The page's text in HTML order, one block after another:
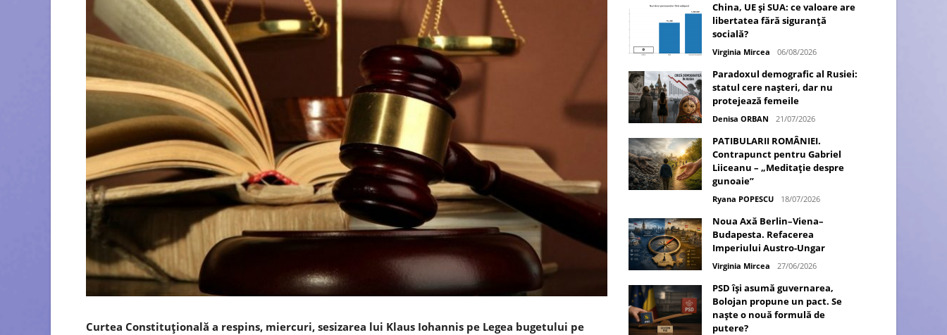
Curtea Constituţională a respins, miercuri, sesizarea lui Klaus Iohannis pe Legea bugetului pe
China, UE și SUA: ce valoare are
libertatea fără siguranță
socială?
Virginia Mircea 06/08/2026
Paradoxul demografic al Rusiei:
statul cere nașteri, dar nu
protejează femeile
Denisa ORBAN 21/07/2026
PATIBULARII ROMÂNIEI.
Contrapunct pentru Gabriel
Liiceanu – „Meditație despre
gunoaie”
Ryana POPESCU 18/07/2026
Noua Axă Berlin–Viena–
Budapesta. Refacerea
Imperiului Austro-Ungar
Virginia Mircea 27/06/2026
PSD își asumă guvernarea,
Bolojan propune un pact. Se
naște o nouă formulă de
putere?